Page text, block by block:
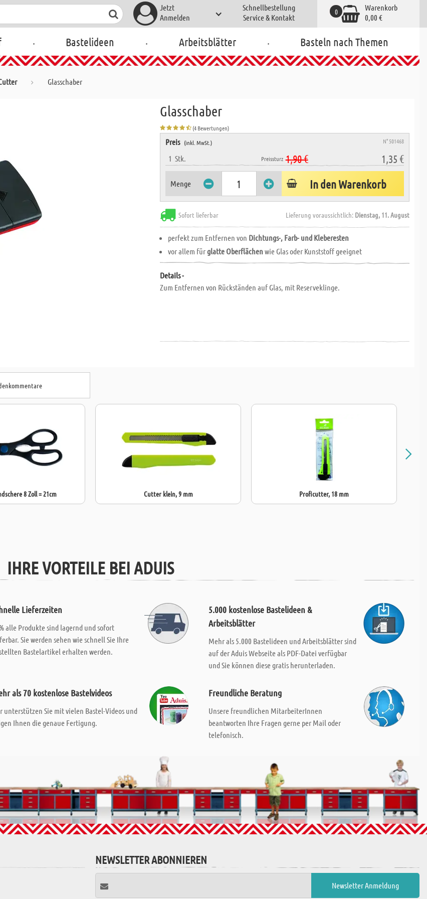
Jetzt
Anmelden
Schnellbestellung
Service & Kontakt
Warenkorb
0,00 €
0
. Bastelideen . Arbeitsblätter . Basteln nach Themen
Glasschaber
Glasschaber
(4 Bewertungen)
Preis (inkl. MwSt.) N° 501468
1Stk. Preissturz 1,90 € 1,35 €
Menge In den Warenkorb
Sofort lieferbar Lieferung voraussichtlich: Dienstag, 11. August
perfekt zum Entfernen von Dichtungs-, Farb- und Kleberesten
vor allem fürglatte Oberflächenwie Glas oder Kunststoff geeignet
Details -
Zum Entfernen von Rückständen auf Glas, mit Reserveklinge.
8 Zoll = 21cm Cutter klein, 9 mm Proficutter, 18 mm
IHRE VORTEILE BEI ADUIS
Lieferzeiten
alle Produkte sind lagernd und sofort
Sie werden sehen wie schnell Sie Ihre
Bastelartikel erhalten werden.
5.000 kostenlose Bastelideen &
Arbeitsblätter
Mehr als 5.000 Bastelideen und Arbeitsblätter sind
auf der Aduis Webseite als PDF-Datei verfügbar
und Sie können diese gratis herunterladen.
als 70 kostenlose Bastelvideos
unterstützen Sie mit vielen Bastel-Videos und
Ihnen die genaue Fertigung.
Freundliche Beratung
Unsere freundlichen MitarbeiterInnen
beantworten Ihre Fragen gerne per Mail oder
telefonisch.
NEWSLETTER ABONNIEREN